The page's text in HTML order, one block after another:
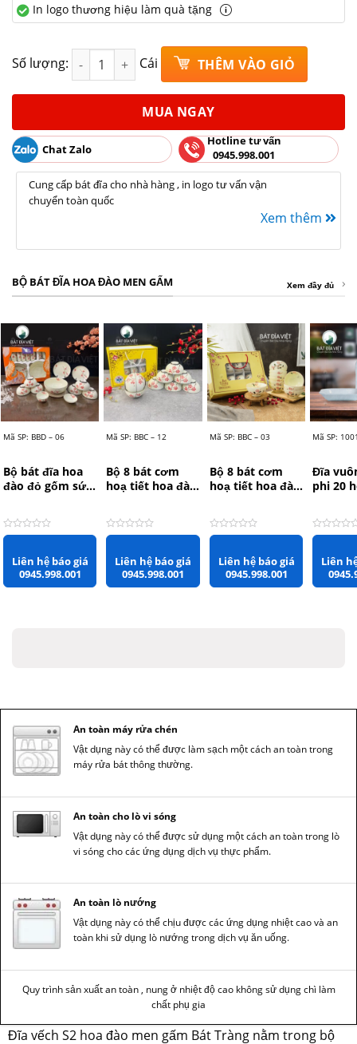
In logo thương hiệu làm quà tặng
Số lượng: Đĩa vếch S2 hoa đào men gấm Bát Tràng Rộng
Cái THÊM VÀO GIỎ
MUA NGAY
Chat Zalo
Hotline tư vấn
0945.998.001
Cung cấp bát đĩa cho nhà hàng , in logo tư vấn vận
chuyển toàn quốc
Xem thêm
BỘ BÁT ĐĨA HOA ĐÀO MEN GẤM Xem đầy đủ
Mã SP: BBD – 06
Bộ bát đĩa hoa
đào đỏ gốm sứ
Được xếp hạng05 sao
Liên hệ báo giá
0945.998.001
Mã SP: BBC – 12
Bộ 8 bát cơm
hoạ tiết hoa đào
Được xếp hạng05 sao
Liên hệ báo giá
0945.998.001
Mã SP: BBC – 03
Bộ 8 bát cơm
hoạ tiết hoa đào
03
Được xếp hạng05 sao
Liên hệ báo giá
0945.998.001
Mã SP:
Đĩa
phi 20
20cm x
Được xếp
Liên
An toàn máy rửa chén
Vật dụng này có thể được làm sạch một cách an toàn trong
máy rửa bát thông thường.
An toàn cho lò vi sóng
Vật dụng này có thể được sử dụng một cách an toàn trong lò
vi sóng cho các ứng dụng dịch vụ thực phẩm.
An toàn lò nướng
Vật dụng này có thể chịu được các ứng dụng nhiệt cao và an
toàn khi sử dụng lò nướng trong dịch vụ ăn uống.
Quy trình sản xuất an toàn , nung ở nhiệt độ cao không sử dụng chì làm
chất phụ gia
Đĩa vếch S2 hoa đào men gấm Bát Tràng nằm trong bộ